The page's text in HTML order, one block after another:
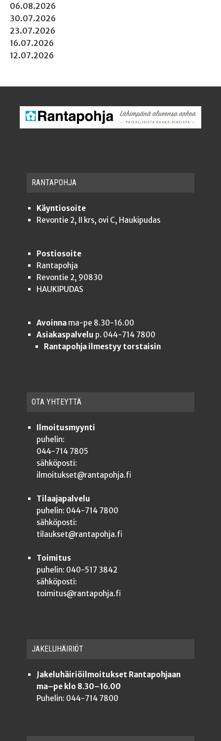
06.08.2026
30.07.2026
23.07.2026
16.07.2026
12.07.2026
RAN­TA­POH­JA
Käyntiosoite
Revontie 2, II krs, ovi C, Haukipudas
Postiosoite
Rantapohja
Revontie 2, 90830
HAUKIPUDAS
Avoinnama-pe 8.30-16.00
Asiakaspalvelu p. 044-714 7800
Rantapohja ilmestyy torstaisin
OTA YHTEYT­TÄ
Ilmoitusmyynti
puhelin:
044-714 7805
sähköposti:
ilmoitukset@rantapohja.fi
Tilaajapalvelu
puhelin: 044-714 7800
sähköposti:
tilaukset@rantapohja.fi
Toimitus
puhelin: 040-517 3842
sähköposti:
toimitus@rantapohja.fi
JAKE­LU­HÄI­RIÖT
Jakeluhäiriöilmoitukset Rantapohjaan
ma–pe klo 8.30–16.00
Puhelin: 044-714 7800